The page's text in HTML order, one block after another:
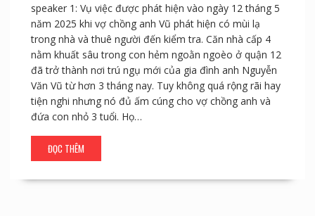
speaker 1: Vụ việc được phát hiện vào ngày 12 tháng 5
năm 2025 khi vợ chồng anh Vũ phát hiện có mùi lạ
trong nhà và thuê người đến kiểm tra. Căn nhà cấp 4
nằm khuất sâu trong con hẻm ngoằn ngoèo ở quận 12
đã trở thành nơi trú ngụ mới của gia đình anh Nguyễn
Văn Vũ từ hơn 3 tháng nay. Tuy không quá rộng rãi hay
tiện nghi nhưng nó đủ ấm cúng cho vợ chồng anh và
đứa con nhỏ 3 tuổi. Họ…
ĐỌC THÊM